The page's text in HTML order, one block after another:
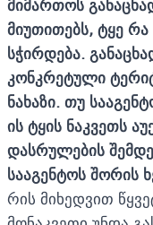
მიუთითებს,ტყერა
სჭირდება.
კონკრეტული
ნახაზი. თუ
ის ტყის ნაკვეთს
დასრულების
სააგენტოს
რის მიხედვით